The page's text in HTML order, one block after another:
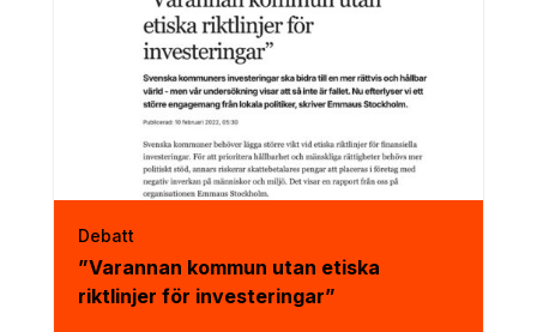
Debatt
”Varannan kommun utan etiska
riktlinjer för investeringar”